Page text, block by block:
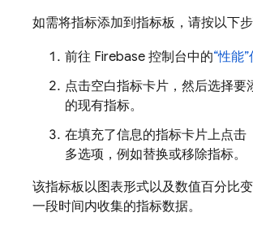
如需将指标添加到指标板，请按以下步
前往 Firebase 控制台中的“性能”
点击空白指标卡片，然后选择要
的现有指标。
在填充了信息的指标卡片上点击
多选项，例如替换或移除指标。
该指标板以图表形式以及数值百分比
一段时间内收集的指标数据。